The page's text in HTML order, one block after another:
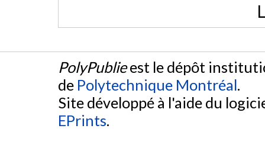
PolyPublieest le dépôt
de Polytechnique Montréal.
Site développé à l'aide du
EPrints.